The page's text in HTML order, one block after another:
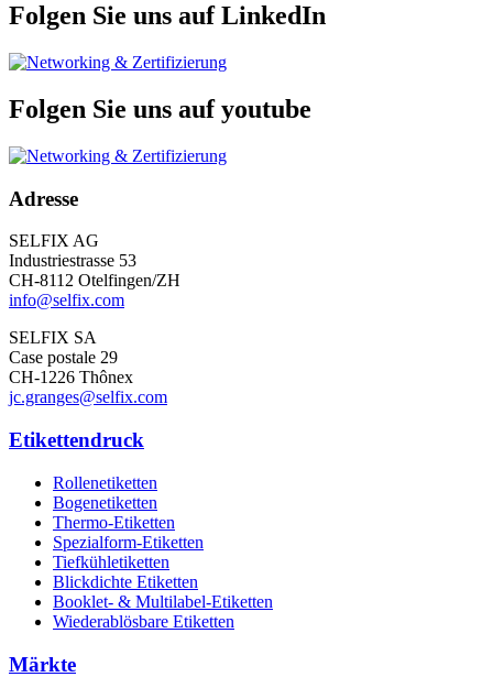
Folgen Sie uns auf LinkedIn
Folgen Sie uns auf youtube
Adresse
SELFIX AG
Industriestrasse 53
CH-8112 Otelfingen/ZH
info@selfix.com
SELFIX SA
Case postale 29
CH-1226 Thônex
jc.granges@selfix.com
Etikettendruck
Rollenetiketten
Bogenetiketten
Thermo-Etiketten
Spezialform-Etiketten
Tiefkühletiketten
Blickdichte Etiketten
Booklet- & Multilabel-Etiketten
Wiederablösbare Etiketten
Märkte